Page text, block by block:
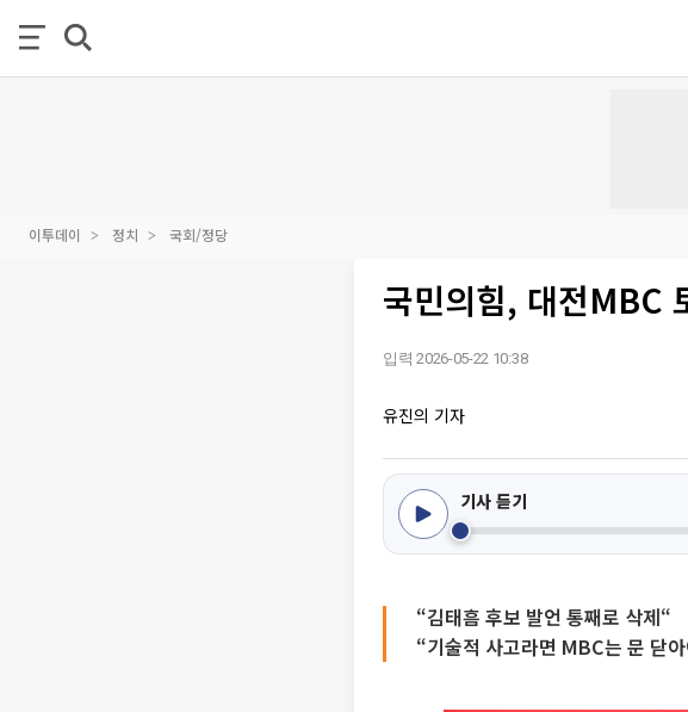
이투데이 정치 국회/정당
국민의힘, 대전MBC
입력 2026-05-22 10:38
유진의 기자
기사 듣기
“김태흠 후보 발언 통째로 삭제“
“기술적 사고라면 MBC는 문 닫